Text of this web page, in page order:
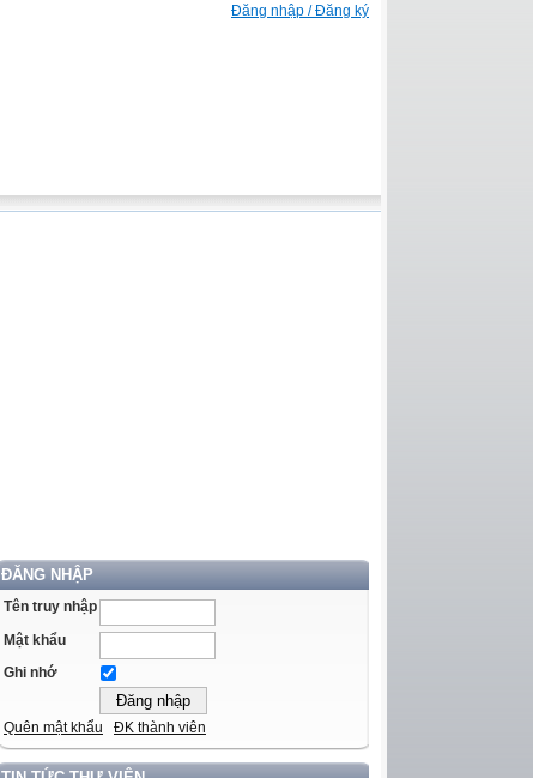
Đăng nhập / Đăng ký
ĐĂNG NHẬP
Tên truy nhập
Mật khẩu
Ghi nhớ
Quên mật khẩu ĐK thành viên